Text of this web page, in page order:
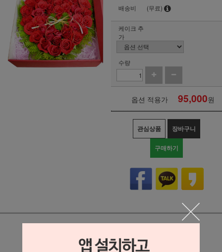
배송비
(무료)
케이크 추
가
수량
옵션 적용가 95,000원
관심상품 장바구니
구매하기
상세정보 새창 열기